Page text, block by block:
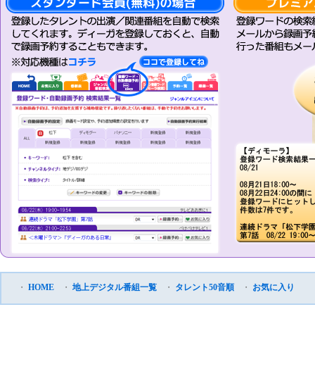
・ HOME ・ 地上デジタル番組一覧 ・ タレント50音順 ・ お気に入り